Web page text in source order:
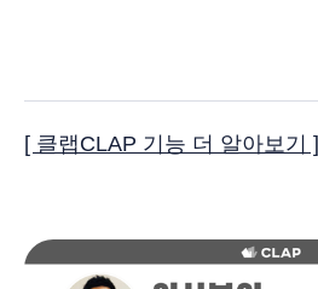
[ 클랩CLAP 기능 더 알아보기 ]